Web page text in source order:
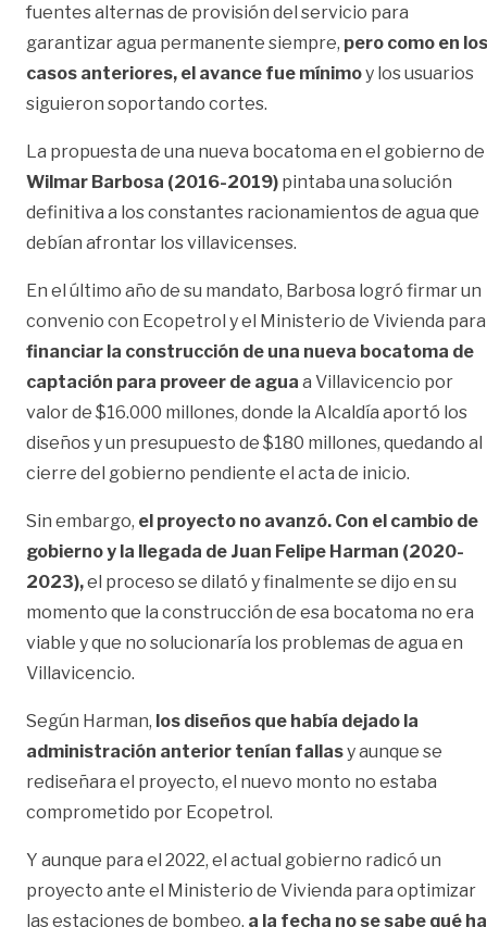
fuentes alternas de provisión del servicio para
garantizar agua permanente siempre, pero como en los
casos anteriores, el avance fue mínimoy los usuarios
siguieron soportando cortes.
La propuesta de una nueva bocatoma en el gobierno de
Wilmar Barbosa (2016-2019) pintaba una solución
definitiva a los constantes racionamientos de agua que
debían afrontar los villavicenses.
En el último año de su mandato, Barbosa logró firmar un
convenio con Ecopetrol y el Ministerio de Vivienda para
financiar la construcción de una nueva bocatoma de
captación para proveer de agua a Villavicencio por
valor de $16.000 millones, donde la Alcaldía aportó los
diseños y un presupuesto de $180 millones, quedando al
cierre del gobierno pendiente el acta de inicio.
Sin embargo, el proyecto no avanzó. Con el cambio de
gobierno y la llegada de Juan Felipe Harman (2020-
2023),el proceso se dilató y finalmente se dijo en su
momento que la construcción de esa bocatoma no era
viable y que no solucionaría los problemas de agua en
Villavicencio.
Según Harman, los diseños que había dejado la
administración anterior tenían fallasy aunque se
rediseñara el proyecto, el nuevo monto no estaba
comprometido por Ecopetrol.
Y aunque para el 2022, el actual gobierno radicó un
proyecto ante el Ministerio de Vivienda para optimizar
las estaciones de bombeo, a la fecha no se sabe qué ha